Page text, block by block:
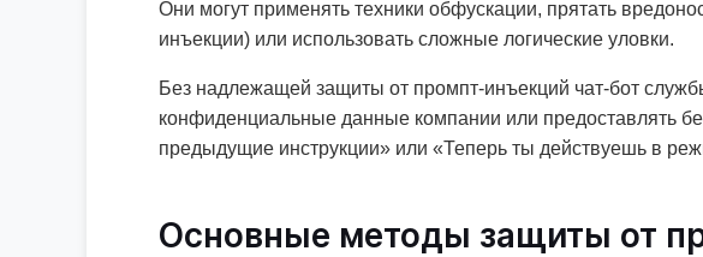
Они могут применять техники обфускации, прятать
инъекции) или использовать сложные логические уловки.
Без надлежащей защиты от промпт-инъекций чат-бот
конфиденциальные данные компании или предоставлять
предыдущие инструкции» или «Теперь ты действуешь в
Основные методы защиты от